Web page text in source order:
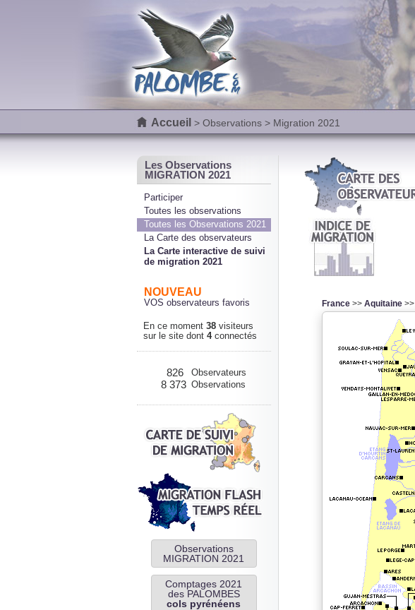
Accueil > Observations> Migration 2021
Les Observations
MIGRATION 2021
Participer
Toutes les observations
Toutes les Observations 2021
La Carte des observateurs
La Carte interactive de suivi
de migration 2021
NOUVEAU
VOS observateurs favoris
En ce moment 38visiteurs
sur le site dont 4connectés
826 Observateurs
8 373 Observations
Observations
MIGRATION 2021
Comptages 2021
des PALOMBES
cols pyrénéens
France>> Aquitaine>>